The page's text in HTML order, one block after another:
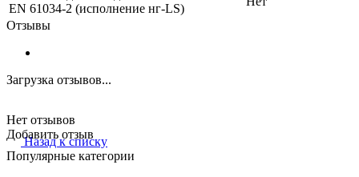
EN 61034-2 (исполнение нг-LS)
Отзывы
Загрузка отзывов...
Нет отзывов
Добавить отзыв
Назад к списку
Популярные категории